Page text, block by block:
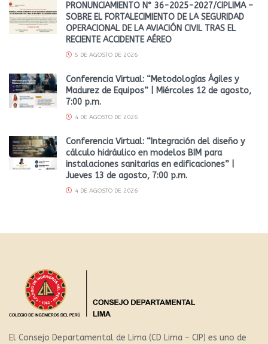
PRONUNCIAMIENTO N° 36-2025-2027/CIPLIMA –
SOBRE EL FORTALECIMIENTO DE LA SEGURIDAD
OPERACIONAL DE LA AVIACIÓN CIVIL TRAS EL
RECIENTE ACCIDENTE AÉREO
5 DE AGOSTO DE 2026
Conferencia Virtual: “Metodologías Ágiles y
Madurez de Equipos” | Miércoles 12 de agosto,
7:00 p.m.
4 DE AGOSTO DE 2026
Conferencia Virtual: “Integración del diseño y
cálculo hidráulico en modelos BIM para
instalaciones sanitarias en edificaciones” |
Jueves 13 de agosto, 7:00 p.m.
4 DE AGOSTO DE 2026
El Consejo Departamental de Lima (CD Lima – CIP) es uno de